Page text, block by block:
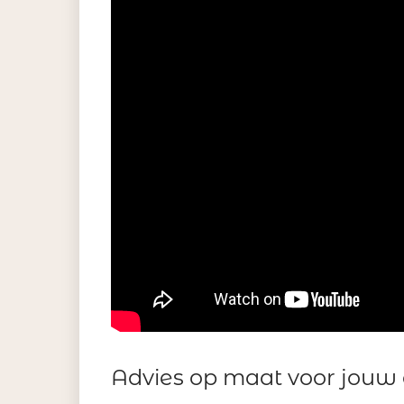
Advies op maat voor